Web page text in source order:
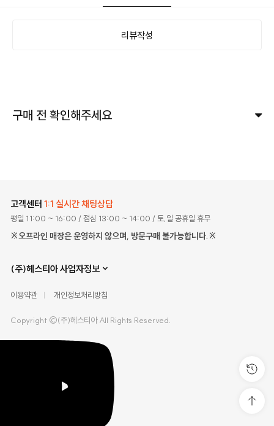
리뷰작성
구매 전 확인해주세요
고객센터 1:1 실시간 채팅상담
평일 11:00 ~ 16:00 / 점심 13:00 ~ 14:00 / 토,일 공휴일 휴무
※오프라인 매장은 운영하지 않으며, 방문구매 불가능합니다.※
(주)헤스티아 사업자정보
이용약관 개인정보처리방침
Copyright ©(주)헤스티아 All Rights Reserved.